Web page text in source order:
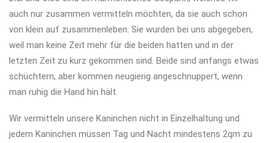
auch nur zusammen vermitteln möchten, da sie auch schon
von klein auf zusammenleben. Sie wurden bei uns abgegeben,
weil man keine Zeit mehr für die beiden hatten und in der
letzten Zeit zu kurz gekommen sind. Beide sind anfangs etwas
schüchtern, aber kommen neugierig angeschnuppert, wenn
man ruhig die Hand hin hält.
Wir vermitteln unsere Kaninchen nicht in Einzelhaltung und
jedem Kaninchen müssen Tag und Nacht mindestens 2qm zu